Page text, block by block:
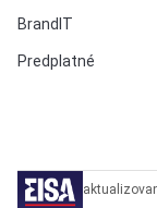
BrandIT
Predplatné